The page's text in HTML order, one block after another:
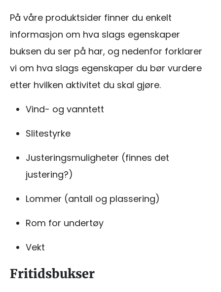
På våre produktsider finner du enkelt
informasjon om hva slags egenskaper
buksen du ser på har, og nedenfor forklarer
vi om hva slags egenskaper du bør vurdere
etter hvilken aktivitet du skal gjøre.
Vind- og vanntett
Slitestyrke
Justeringsmuligheter (finnes det
justering?)
Lommer (antall og plassering)
Rom for undertøy
Vekt
Fritidsbukser